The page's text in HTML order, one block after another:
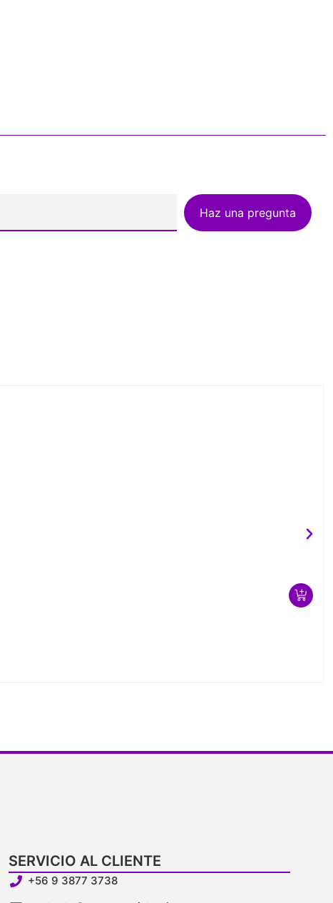
Haz una pregunta
SERVICIO AL CLIENTE
+56 9 3877 3738